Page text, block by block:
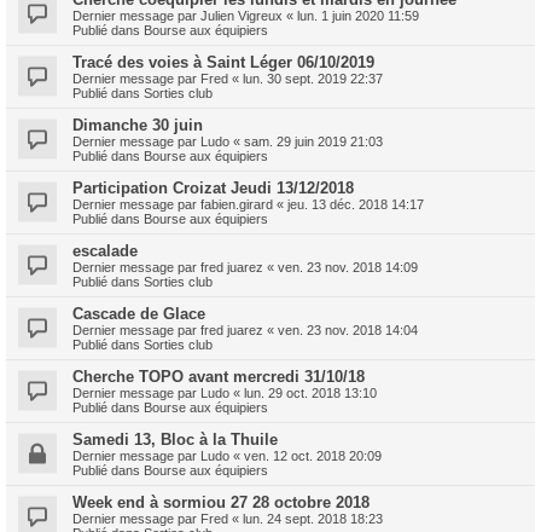
Dernier message par Julien Vigreux « lun. 1 juin 2020 11:59
Publié dans Bourse aux équipiers
Tracé des voies à Saint Léger 06/10/2019
Dernier message par Fred « lun. 30 sept. 2019 22:37
Publié dans Sorties club
Dimanche 30 juin
Dernier message par Ludo « sam. 29 juin 2019 21:03
Publié dans Bourse aux équipiers
Participation Croizat Jeudi 13/12/2018
Dernier message par fabien.girard « jeu. 13 déc. 2018 14:17
Publié dans Bourse aux équipiers
escalade
Dernier message par fred juarez « ven. 23 nov. 2018 14:09
Publié dans Sorties club
Cascade de Glace
Dernier message par fred juarez « ven. 23 nov. 2018 14:04
Publié dans Sorties club
Cherche TOPO avant mercredi 31/10/18
Dernier message par Ludo « lun. 29 oct. 2018 13:10
Publié dans Bourse aux équipiers
Samedi 13, Bloc à la Thuile
Dernier message par Ludo « ven. 12 oct. 2018 20:09
Publié dans Bourse aux équipiers
Week end à sormiou 27 28 octobre 2018
Dernier message par Fred « lun. 24 sept. 2018 18:23